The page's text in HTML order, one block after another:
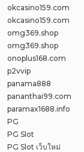
okcasino159.com
okcasino159.com
omg369.shop
omg369.shop
onoplus168.com
p2vvip
panama888
pananthai99.com
paramax1688.info
PG
PG Slot
PG Slot เว็บใหม่